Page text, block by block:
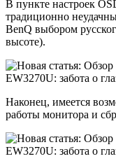
В пункте настроек
традиционно
BenQ выбором
высоте).
Наконец, имеется
работы монитора и